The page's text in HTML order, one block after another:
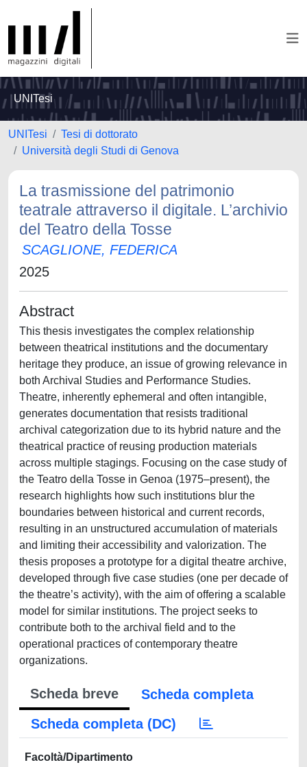
UNITesi
UNITesi
Tesi di dottorato
Università degli Studi di Genova
La trasmissione del patrimonio
teatrale attraverso il digitale. L’archivio
del Teatro della Tosse
SCAGLIONE, FEDERICA
2025
Abstract
This thesis investigates the complex relationship
between theatrical institutions and the documentary
heritage they produce, an issue of growing relevance in
both Archival Studies and Performance Studies.
Theatre, inherently ephemeral and often intangible,
generates documentation that resists traditional
archival categorization due to its hybrid nature and the
theatrical practice of reusing production materials
across multiple stagings. Focusing on the case study of
the Teatro della Tosse in Genoa (1975–present), the
research highlights how such institutions blur the
boundaries between historical and current records,
resulting in an unstructured accumulation of materials
and limiting their accessibility and valorization. The
thesis proposes a prototype for a digital theatre archive,
developed through five case studies (one per decade of
the theatre’s activity), with the aim of offering a scalable
model for similar institutions. The project seeks to
contribute both to the archival field and to the
operational practices of contemporary theatre
organizations.
Scheda breve
Scheda completa
Scheda completa (DC)
Facoltà/Dipartimento